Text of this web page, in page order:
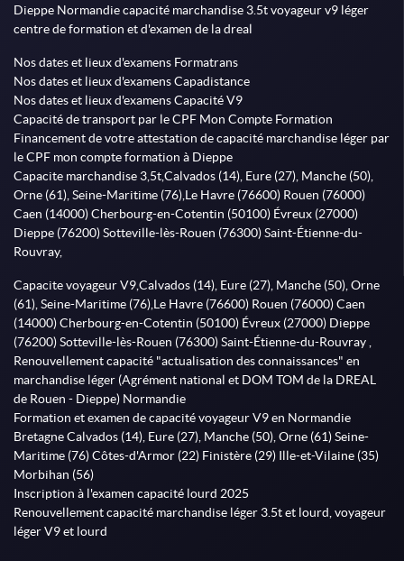
Dieppe Normandie capacité marchandise 3.5t voyageur v9 léger
centre de formation et d'examen de la dreal
Nos dates et lieux d'examens Formatrans
Nos dates et lieux d'examens Capadistance
Nos dates et lieux d'examens Capacité V9
Capacité de transport par le CPF Mon Compte Formation
Financement de votre attestation de capacité marchandise léger par
le CPF mon compte formation à Dieppe
Capacite marchandise 3,5t,Calvados (14), Eure (27), Manche (50),
Orne (61), Seine-Maritime (76),Le Havre (76600) Rouen (76000)
Caen (14000) Cherbourg-en-Cotentin (50100) Évreux (27000)
Dieppe (76200) Sotteville-lès-Rouen (76300) Saint-Étienne-du-
Rouvray,
Capacite voyageur V9,Calvados (14), Eure (27), Manche (50), Orne
(61), Seine-Maritime (76),Le Havre (76600) Rouen (76000) Caen
(14000) Cherbourg-en-Cotentin (50100) Évreux (27000) Dieppe
(76200) Sotteville-lès-Rouen (76300) Saint-Étienne-du-Rouvray ,
Renouvellement capacité "actualisation des connaissances" en
marchandise léger (Agrément national et DOM TOM de la DREAL
de Rouen - Dieppe) Normandie
Formation et examen de capacité voyageur V9 en Normandie
Bretagne Calvados (14), Eure (27), Manche (50), Orne (61) Seine-
Maritime (76) Côtes-d'Armor (22) Finistère (29) Ille-et-Vilaine (35)
Morbihan (56)
Inscription à l'examen capacité lourd 2025
Renouvellement capacité marchandise léger 3.5t et lourd, voyageur
léger V9 et lourd